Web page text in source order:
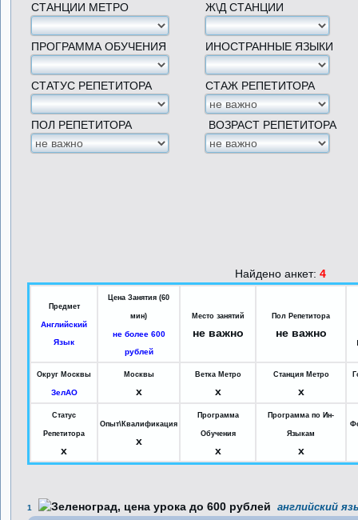
СТАНЦИИ МЕТРО Ж\Д СТАНЦИИ
ПРОГРАММА ОБУЧЕНИЯ ИНОСТРАННЫЕ ЯЗЫКИ
СТАТУС РЕПЕТИТОРА СТАЖ РЕПЕТИТОРА
ПОЛ РЕПЕТИТОРА ВОЗРАСТ РЕПЕТИТОРА
Найдено анкет: 4
Предмет
Английский
Язык
Цена Занятия (60
мин)
не более 600
рублей
Место занятий
не важно
Пол Репетитора
не важно
Округ Москвы
ЗелАО
Москвы
x
Ветка Метро
x
Станция Метро
x
Статус
Репетитора
x
Опыт\Квалификация
x
Программа
Обучения
x
Программа по Ин-
Языкам
x
1 английский